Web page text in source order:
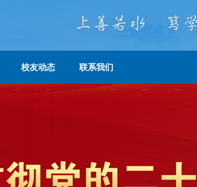
校友动态 联系我们